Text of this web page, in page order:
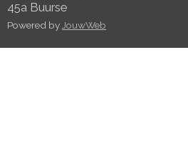
e
b
t
a
45a Buurse
Powered by JouwWeb